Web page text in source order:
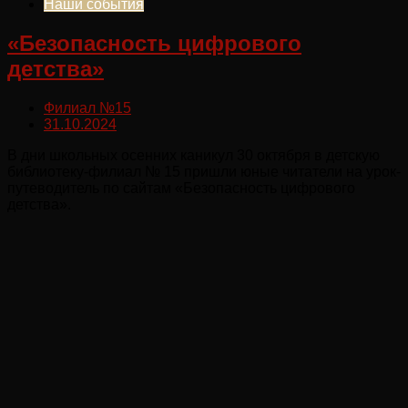
Наши события
«Безопасность цифрового
детства»
Филиал №15
31.10.2024